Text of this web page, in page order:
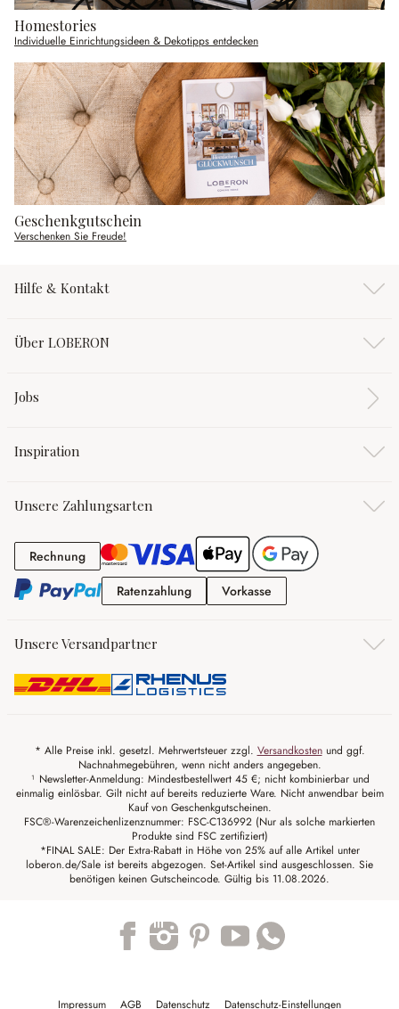
Homestories
Individuelle Einrichtungsideen & Dekotipps entdecken
Geschenkgutschein
Verschenken Sie Freude!
Hilfe & Kontakt
Über LOBERON
Jobs
Inspiration
Unsere Zahlungsarten
RechnungRechnung
RatenzahlungRatenzahlung
Vorkasse
Unsere Versandpartner
* Alle Preise inkl. gesetzl. Mehrwertsteuer zzgl. Versandkostenund ggf.
Nachnahmegebühren, wenn nicht anders angegeben.
¹ Newsletter-Anmeldung: Mindestbestellwert 45 €; nicht kombinierbar und
einmalig einlösbar. Gilt nicht auf bereits reduzierte Ware. Nicht anwendbar beim
Kauf von Geschenkgutscheinen.
FSC®-Warenzeichenlizenznummer: FSC-C136992 (Nur als solche markierten
Produkte sind FSC zertifiziert)
*FINAL SALE: Der Extra-Rabatt in Höhe von 25% auf alle Artikel unter
loberon.de/Sale ist bereits abgezogen. Set-Artikel sind ausgeschlossen. Sie
benötigen keinen Gutscheincode. Gültig bis 11.08.2026.
Impressum AGB Datenschutz Datenschutz-Einstellungen